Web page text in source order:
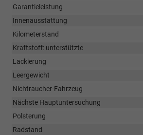
Garantieleistung
Innenausstattung
Kilometerstand
Kraftstoff: unterstützte
Lackierung
Leergewicht
Nichtraucher-Fahrzeug
Nächste Hauptuntersuchung
Polsterung
Radstand